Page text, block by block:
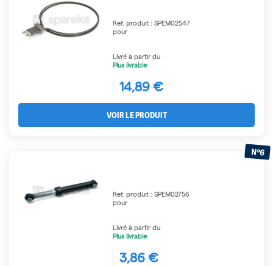
Ref. produit : SPEM02547
pour
Livré à partir du
Plus livrable
14,89 €
VOIR LE PRODUIT
N°6
Ref. produit : SPEM02756
pour
Livré à partir du
Plus livrable
3,86 €